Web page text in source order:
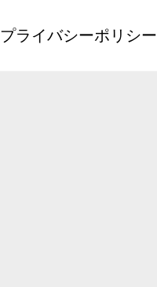
プライバシーポリシー